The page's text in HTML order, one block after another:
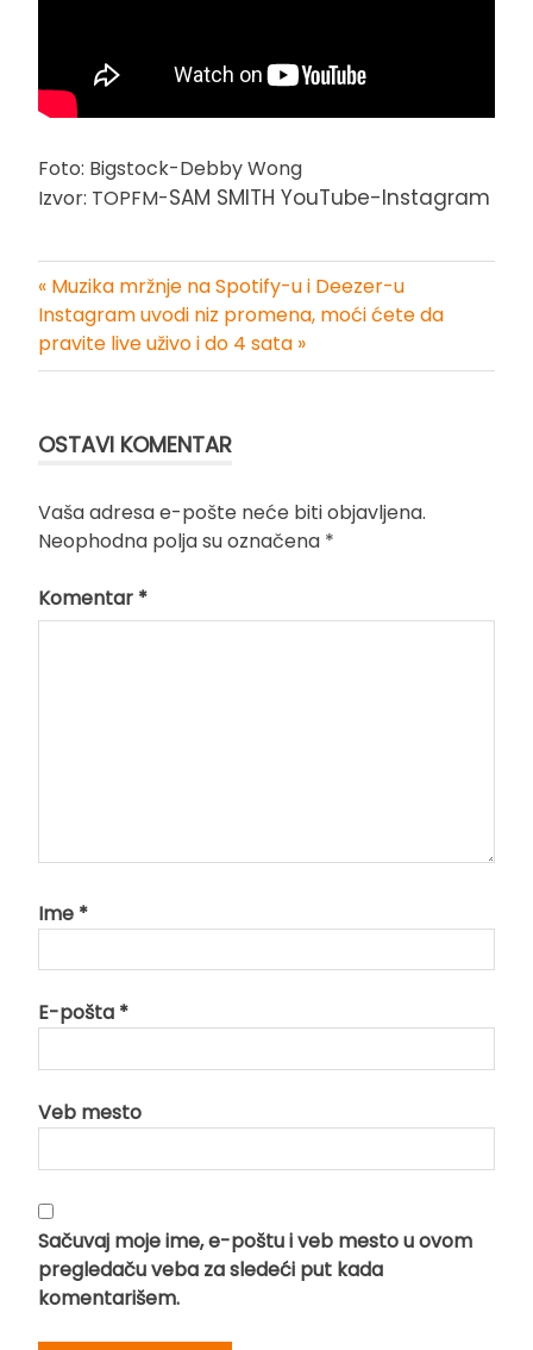
Foto: Bigstock-Debby Wong
Izvor: TOPFM-SAM SMITH YouTube-Instagram
Kretanje
članka
« Muzika mržnje na Spotify-u i Deezer-u
Instagram uvodi niz promena, moći ćete da
pravite live uživo i do 4 sata »
OSTAVI KOMENTAR
Vaša adresa e-pošte neće biti objavljena.
Neophodna polja su označena *
Komentar *
Ime *
E-pošta *
Veb mesto
Sačuvaj moje ime, e-poštu i veb mesto u ovom
pregledaču veba za sledeći put kada
komentarišem.